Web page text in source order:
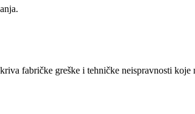
fabričke greške i tehničke neispravnosti koje